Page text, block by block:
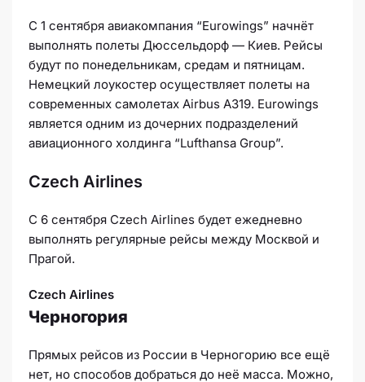
С 1 сентября авиакомпания “Eurowings” начнёт
выполнять полеты Дюссельдорф — Киев. Рейсы
будут по понедельникам, средам и пятницам.
Немецкий лоукостер осуществляет полеты на
современных самолетах Airbus A319. Eurowings
является одним из дочерних подразделений
авиационного холдинга “Lufthansa Group”.
Czech Airlines
С 6 сентября Czech Airlines будет ежедневно
выполнять регулярные рейсы между Москвой и
Прагой.
Czech Airlines
Черногория
Прямых рейсов из России в Черногорию все ещё
нет, но способов добраться до неё масса. Можно,